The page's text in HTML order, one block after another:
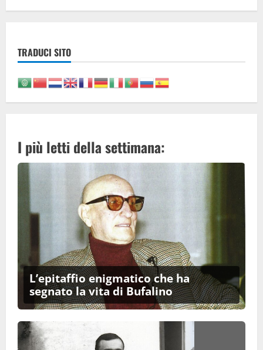
TRADUCI SITO
I più letti della settimana:
L’epitaffio enigmatico che ha
segnato la vita di Bufalino